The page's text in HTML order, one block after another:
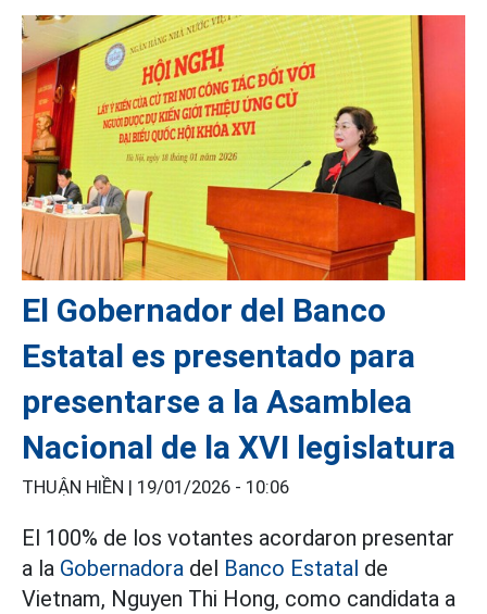
El Gobernador del Banco
Estatal es presentado para
presentarse a la Asamblea
Nacional de la XVI legislatura
THUẬN HIỀN | 19/01/2026 - 10:06
El 100% de los votantes acordaron presentar
a la Gobernadora del Banco Estatal de
Vietnam, Nguyen Thi Hong, como candidata a